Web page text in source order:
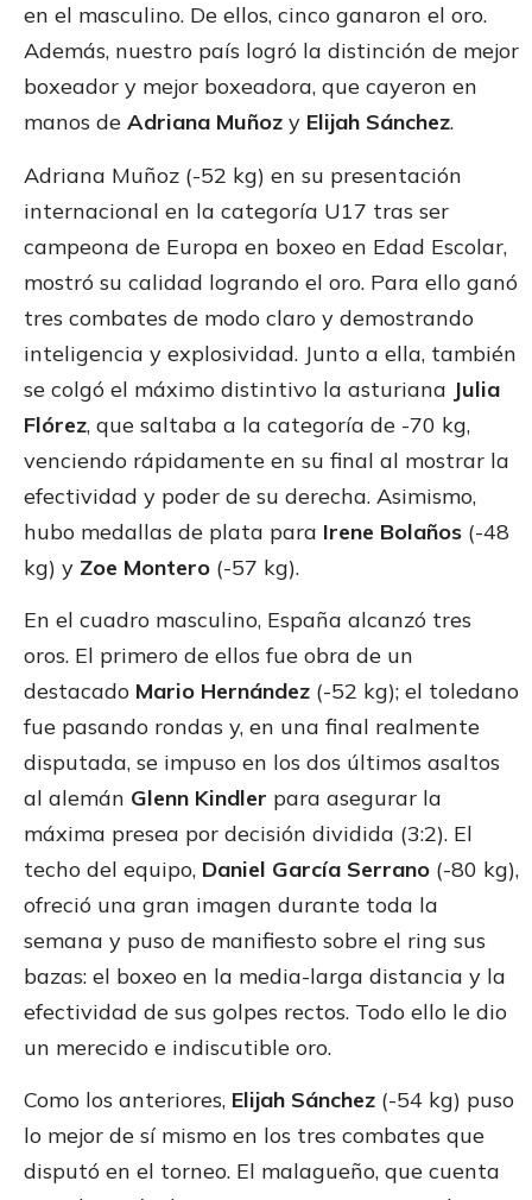
en el masculino. De ellos, cinco ganaron el oro.
Además, nuestro país logró la distinción de mejor
boxeador y mejor boxeadora, que cayeron en
manos de Adriana Muñoz y Elijah Sánchez.
Adriana Muñoz (-52 kg) en su presentación
internacional en la categoría U17 tras ser
campeona de Europa en boxeo en Edad Escolar,
mostró su calidad logrando el oro. Para ello ganó
tres combates de modo claro y demostrando
inteligencia y explosividad. Junto a ella, también
se colgó el máximo distintivo la asturiana Julia
Flórez, que saltaba a la categoría de -70 kg,
venciendo rápidamente en su final al mostrar la
efectividad y poder de su derecha. Asimismo,
hubo medallas de plata para Irene Bolaños (-48
kg) y Zoe Montero (-57 kg).
En el cuadro masculino, España alcanzó tres
oros. El primero de ellos fue obra de un
destacado Mario Hernández (-52 kg); el toledano
fue pasando rondas y, en una final realmente
disputada, se impuso en los dos últimos asaltos
al alemán Glenn Kindler para asegurar la
máxima presea por decisión dividida (3:2). El
techo del equipo, Daniel García Serrano (-80 kg),
ofreció una gran imagen durante toda la
semana y puso de manifiesto sobre el ring sus
bazas: el boxeo en la media-larga distancia y la
efectividad de sus golpes rectos. Todo ello le dio
un merecido e indiscutible oro.
Como los anteriores, Elijah Sánchez (-54 kg) puso
lo mejor de sí mismo en los tres combates que
disputó en el torneo. El malagueño, que cuenta